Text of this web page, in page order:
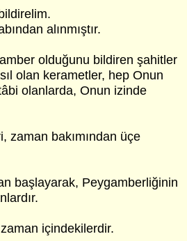
alınmıştır.
olduğunu bildiren şahitler
olan kerametler, hep Onun
olanlarda, Onun izinde
zaman bakımından üçe
başlayarak, Peygamberliğinin
içindekilerdir.